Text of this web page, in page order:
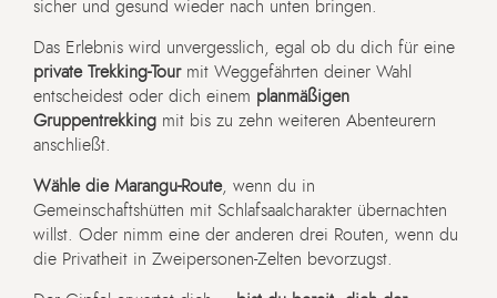
sicher und gesund wieder nach unten bringen.
Das Erlebnis wird unvergesslich, egal ob du dich für eine
private Trekking-Tourmit Weggefährten deiner Wahl
entscheidest oder dich einem planmäßigen
Gruppentrekking mit bis zu zehn weiteren Abenteurern
anschließt.
Wähle die Marangu-Route, wenn du in
Gemeinschaftshütten mit Schlafsaalcharakter übernachten
willst. Oder nimm eine der anderen drei Routen, wenn du
die Privatheit in Zweipersonen-Zelten bevorzugst.